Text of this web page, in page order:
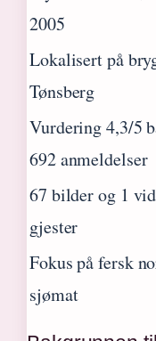
2005
Lokalisert på
Tønsberg
Vurdering 4,3/5
692 anmeldelser
67 bilder og 1
gjester
Fokus på fersk
sjømat